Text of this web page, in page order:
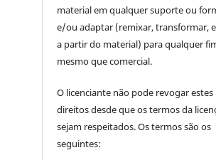
material em qualquer suporte ou
e/ou adaptar (remixar, transformar,
a partir do material) para qualquer
mesmo que comercial.
O licenciante não pode revogar estes
direitos desde que os termos da
sejam respeitados. Os termos são os
seguintes: